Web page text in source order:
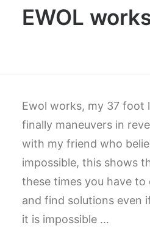
COMPANY
SHOP
ENG
CART
GO TO US WEBSITE
EWOL
Ewol works, my 37 foot
finally maneuvers in
with my friend who
impossible, this shows
these times you have to
and find solutions even
it is impossible …